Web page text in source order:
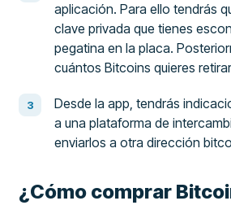
aplicación. Para ello tendrás
clave privada que tienes
pegatina en la placa.
cuántos Bitcoins quieres
Desde la app, tendrás
a una plataforma de
enviarlos a otra dirección
¿Cómo comprar